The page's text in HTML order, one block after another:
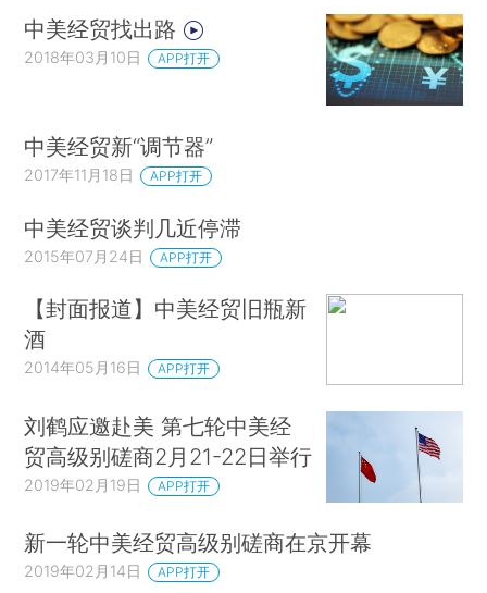
中美经贸找出路
2018年03月10日 APP打开
中美经贸新“调节器”
2017年11月18日 APP打开
中美经贸谈判几近停滞
2015年07月24日 APP打开
【封面报道】中美经贸旧瓶新
酒
2014年05月16日 APP打开
刘鹤应邀赴美 第七轮中美经
贸高级别磋商2月21-22日举行
2019年02月19日 APP打开
新一轮中美经贸高级别磋商在京开幕
2019年02月14日 APP打开